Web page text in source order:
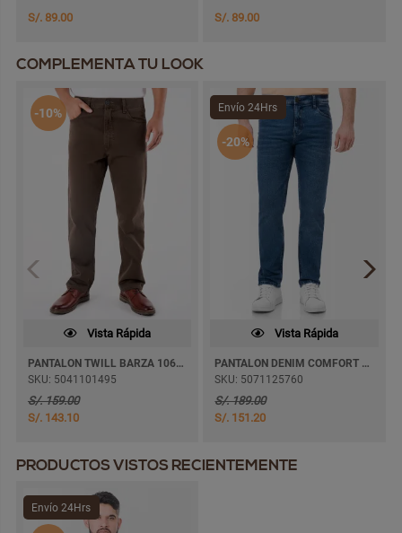
S/. 89.00 S/. 89.00
COMPLEMENTA TU LOOK
-10%
Vista Rápida
PANTALON TWILL BARZA 1062 RECTO
SKU: 5041101495
S/. 159.00
S/. 143.10
Envío 24Hrs
-20%
Vista Rápida
PANTALON DENIM COMFORT FRANDUK SEMI PITILLO
SKU: 5071125760
S/. 189.00
S/. 151.20
PRODUCTOS VISTOS RECIENTEMENTE
Envío 24Hrs